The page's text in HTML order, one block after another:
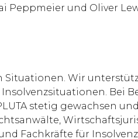
Peppmeier und Oliver
Wir
Bei
stetig gewachsen
Fachkräfte für